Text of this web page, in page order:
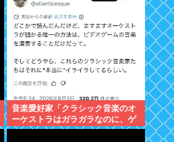
よな？よな？w w w w w w w w w
w w
音楽愛好家「クラシック音楽のオ
ーケストラはガラガラなのに、ゲ
ーム音楽のオーケストラは満員…